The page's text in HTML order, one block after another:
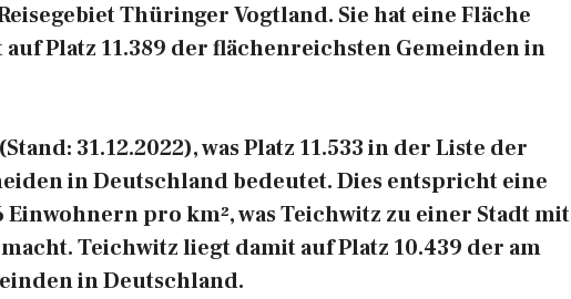
Thüringer Vogtland. Sie hat eine Fläche
Platz 11.389 der flächenreichsten Gemeinden in
31.12.2022), was Platz 11.533 in der Liste der
in Deutschland bedeutet. Dies entspricht eine
pro km², was Teichwitz zu einer Stadt mit
Teichwitz liegt damit auf Platz 10.439 der am
in Deutschland.